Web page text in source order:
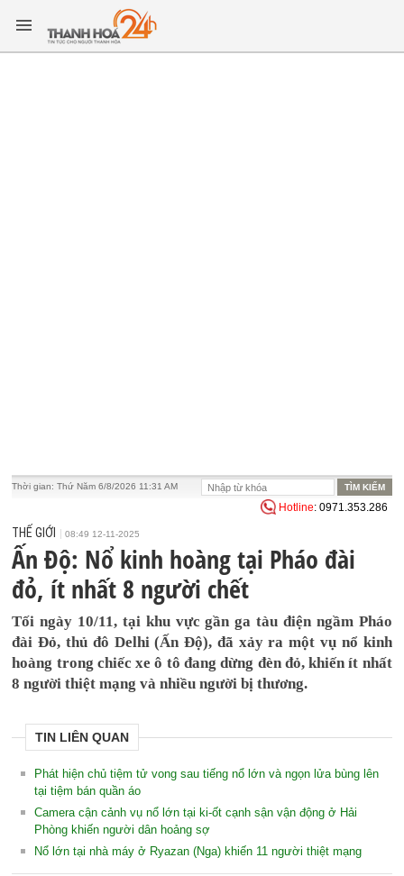
Thời gian:Thứ Năm 6/8/2026 11:31 AM
Hotline: 0971.353.286
THẾ GIỚI 08:49 12-11-2025
Ấn Độ: Nổ kinh hoàng tại Pháo đài
đỏ, ít nhất 8 người chết
Tối ngày 10/11, tại khu vực gần ga tàu điện ngầm Pháo
đài Đỏ, thủ đô Delhi (Ấn Độ), đã xảy ra một vụ nổ kinh
hoàng trong chiếc xe ô tô đang dừng đèn đỏ, khiến ít nhất
8 người thiệt mạng và nhiều người bị thương.
TIN LIÊN QUAN
Phát hiện chủ tiệm tử vong sau tiếng nổ lớn và ngọn lửa bùng lên
tại tiệm bán quần áo
Camera cận cảnh vụ nổ lớn tại ki-ốt cạnh sận vận động ở Hải
Phòng khiến người dân hoảng sợ
Nổ lớn tại nhà máy ở Ryazan (Nga) khiến 11 người thiệt mạng